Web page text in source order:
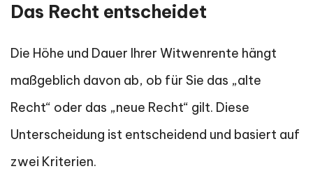
Das Recht entscheidet
Die Höhe und Dauer Ihrer Witwenrente hängt
maßgeblich davon ab, ob für Sie das „alte
Recht“ oder das „neue Recht“ gilt. Diese
Unterscheidung ist entscheidend und basiert auf
zwei Kriterien.